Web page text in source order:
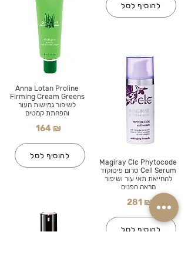
Anna Lotan Proline
Firming Cream Greens
לשיפור גמישות העור
והפחתת קמטים
164 ₪
להוסיף לסל
להוסיף לסל
Magiray Clc Phytocode
Cell Serum סרום פיטוקוד
להחייאת תאי עור ושיפור
מראה הפנים
281 ₪
להוסיף לסל